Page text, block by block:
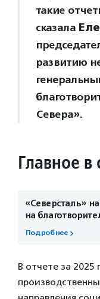
такие
сказала
развитию
Севера».
Главное в
«Северсталь»
на
Подробнее
В отчете за 2025